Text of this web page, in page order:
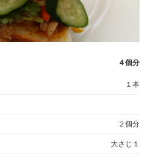
４個分
１本
２個分
大さじ１